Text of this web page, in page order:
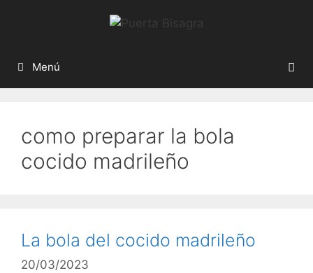
Menú
como preparar la bola
cocido madrileño
La bola del cocido madrileño
20/03/2023